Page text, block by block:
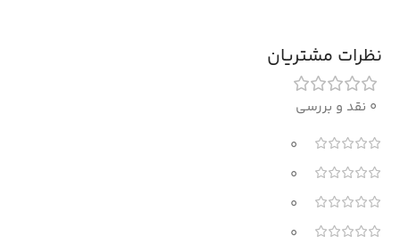
نظرات مشتریان
0 نقد و بررسی
0
0
0
0